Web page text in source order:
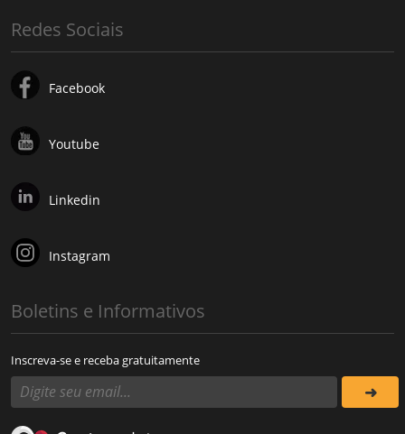
Redes Sociais
Facebook
Youtube
Linkedin
Instagram
Boletins e Informativos
Inscreva-se e receba gratuitamente